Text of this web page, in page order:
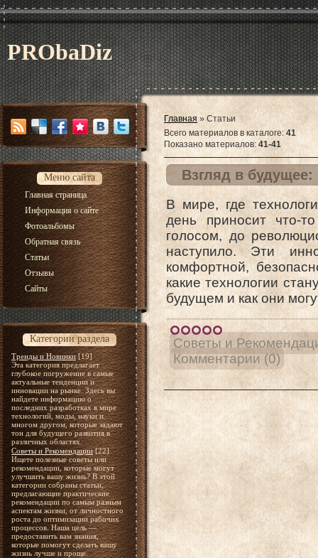
PRObaDiz
Меню сайта
Главная страница
Информация о сайте
Фотоальбомы
Обратная связь
Статьи
Отзывы
Сайты
Категории раздела
Тренды и Новинки [19]
Эта категория предлагает
глубокое погружение в самые
актуальные тенденции и
инновации на рынке. Здесь вы
найдете информацию о
последних разработках в мире
технологий, моды, науки и
многом другом, которые задают
тон для будущего развития в
различных областях.
Советы и Рекомендации [22]
Ищете полезные советы или
рекомендации, которые могут
улучшить вашу жизнь? В этой
категории собраны статьи,
предлагающие практические
рекомендации по самым разным
аспектам жизни, от личностного
роста до оптимизации рабочих
процессов. Наша цель —
предоставить вам знания,
которые помогут сделать вашу
жизнь лучше и проще.
Главная » Статьи
Всего материалов в каталоге: 41
Показано материалов: 41-41
Взгляд в
В мире, где
день приносит что-
голосом, до
наступило. Эти
комфортной,
какие технологии
будущем и как они
Советы и
Комментарии (0)